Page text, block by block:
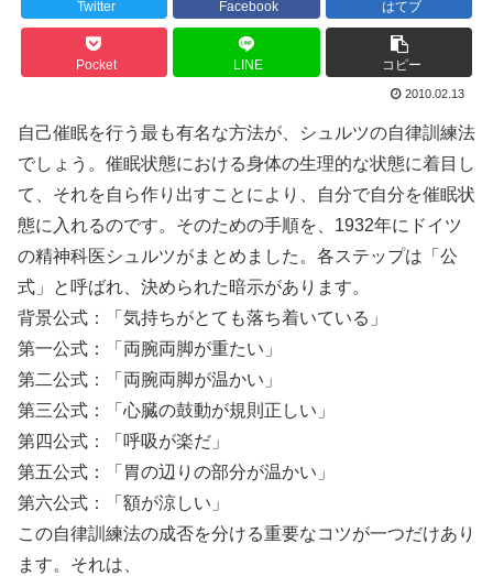
Twitter Facebook はてブ
Pocket LINE コピー
2010.02.13
自己催眠を行う最も有名な方法が、シュルツの自律訓練法
でしょう。催眠状態における身体の生理的な状態に着目し
て、それを自ら作り出すことにより、自分で自分を催眠状
態に入れるのです。そのための手順を、1932年にドイツ
の精神科医シュルツがまとめました。各ステップは「公
式」と呼ばれ、決められた暗示があります。
背景公式：「気持ちがとても落ち着いている」
第一公式：「両腕両脚が重たい」
第二公式：「両腕両脚が温かい」
第三公式：「心臓の鼓動が規則正しい」
第四公式：「呼吸が楽だ」
第五公式：「胃の辺りの部分が温かい」
第六公式：「額が涼しい」
この自律訓練法の成否を分ける重要なコツが一つだけあり
ます。それは、